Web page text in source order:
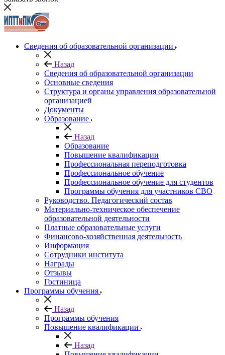
Сведения об образовательной организации
Назад
Сведения об образовательной организации
Основные сведения
Структура и органы управления образовательной
организацией
Документы
Образование
Назад
Образование
Повышение квалификации
Профессиональная переподготовка
Профессиональное обучение
Профессиональное обучение для студентов
Программы обучения для участников СВО
Руководство. Педагогический состав
Материально-техническое обеспечение
образовательной деятельности
Платные образовательные услуги
Финансово-хозяйственная деятельность
Информация
Сотрудники института
Награды
Отзывы
Гостиница
Программы обучения
Назад
Программы обучения
Повышение квалификации
Назад